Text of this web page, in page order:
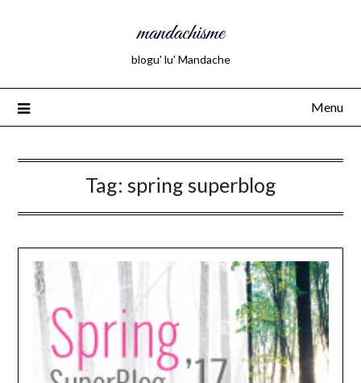
mandachisme
blogu' lu' Mandache
Menu
Tag: spring superblog